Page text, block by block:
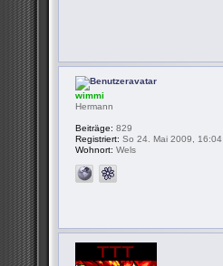
wimmi
Hermann
Beiträge: 829
Registriert: So 24. Mai 2009, 16:04
Wohnort: Wels